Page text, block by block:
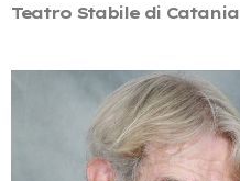
Teatro Stabile di Catania